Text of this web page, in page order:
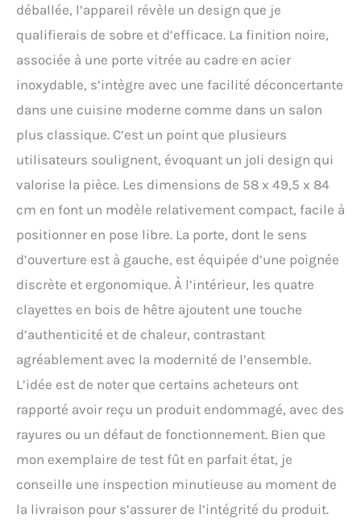
4 clayettes semi-
rangement stable,
pratique et esthétique.
Contrôle digital précis :
Panneau de commande
tactile avec affichage
blanc pour régler la
température facilement.
Éclairage LED intégré :
Mettez vos bouteilles en
facilement à leur contenu
même dans l’obscurité.
Format compact et stable :
Pieds réglables assurant
une installation parfaite
dans tout type d’intérieur.
Système anti-vibration :
Protège vos bouteilles des
leurs arômes dans le
temps. Répartition
jusqu’à 21 bouteilles en
haut et 24 en bas, pour
équilibrée.
déballée, l’appareil révèle un design que je
qualifierais de sobre et d’efficace. La finition noire,
associée à une porte vitrée au cadre en acier
inoxydable, s’intègre avec une facilité déconcertante
dans une cuisine moderne comme dans un salon
plus classique. C’est un point que plusieurs
utilisateurs soulignent, évoquant un joli design qui
valorise la pièce. Les dimensions de 58 x 49,5 x 84
cm en font un modèle relativement compact, facile à
positionner en pose libre. La porte, dont le sens
d’ouverture est à gauche, est équipée d’une poignée
discrète et ergonomique. À l’intérieur, les quatre
clayettes en bois de hêtre ajoutent une touche
d’authenticité et de chaleur, contrastant
agréablement avec la modernité de l’ensemble.
L’idée est de noter que certains acheteurs ont
rapporté avoir reçu un produit endommagé, avec des
rayures ou un défaut de fonctionnement. Bien que
mon exemplaire de test fût en parfait état, je
conseille une inspection minutieuse au moment de
la livraison pour s’assurer de l’intégrité du produit.